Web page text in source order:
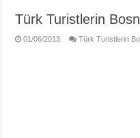
Türk Turistlerin
01/06/2013 Türk Turistlerin